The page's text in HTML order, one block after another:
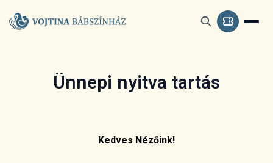
Ünnepi nyitva tartás
Kedves Nézőink!